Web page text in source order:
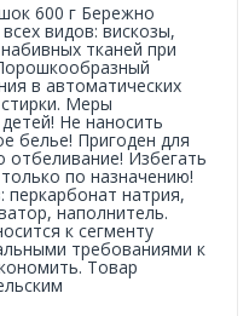
600 г Бережно
видов: вискозы,
тканей при
в автоматических
Меры
Не наносить
белье! Пригоден для
отбеливание! Избегать
по назначению!
перкарбонат натрия,
наполнитель.
к сегменту
требованиями к
Товар